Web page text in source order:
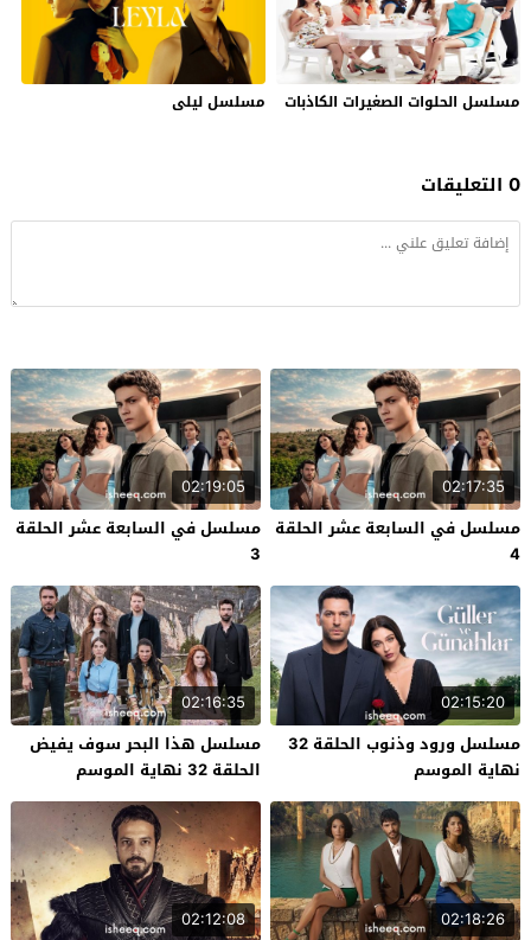
مسلسل الحلوات الصغيرات الكاذبات مسلسل ليلى
0 التعليقات
02:17:35
مسلسل في السابعة عشر الحلقة
4
02:19:05
مسلسل في السابعة عشر الحلقة
3
02:15:20
مسلسل ورود وذنوب الحلقة 32
نهاية الموسم
02:16:35
مسلسل هذا البحر سوف يفيض
الحلقة 32 نهاية الموسم
02:18:26
02:12:08